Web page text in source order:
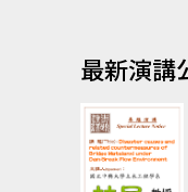
最新演講